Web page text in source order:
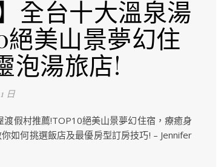
全台十大溫泉湯
絕美山景夢幻住
泡湯旅店!
日
假村推薦!TOP10絕美山景夢幻住宿，療癒身
如何挑選飯店及最優房型訂房技巧! – Jennifer